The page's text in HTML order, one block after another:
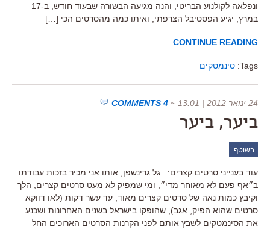
ונפלאה לקולנוע הבריטי, והנה מגיעה הבשורה שבעוד חודש, ב-17
במרץ, יגיע הפסטיבל הצרפתי, ואיתו כמה מהסרטים הכי […]
CONTINUE READING
Tags: סינמטקים
24 ינואר 2012 | 13:01 ~
4 COMMENTS
ביער, ביער
בשוטף
עוד בענייני סרטים קצרים: גל גרינשפן, אותו אני מכיר בזכות עבודתו
ב״אף פעם לא מאוחר מדי״, ומי שמפיק לא מעט סרטים קצרים, הלך
וקיבץ כמות נאה של סרטים קצרים מאוד, עד עשר דקות (לאו דווקא
סרטים שהוא הפיק, אגב), שהופקו בישראל בשנים האחרונות ושכנע
את הסינמטקים לשבץ אותם לפני הקרנות הסרטים הארוכים החל